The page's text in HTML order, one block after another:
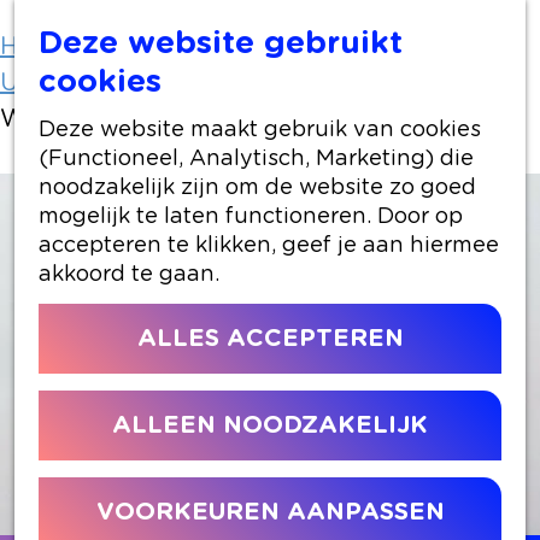
Deze website gebruikt
cookies
Deze website maakt gebruik van cookies
(Functioneel, Analytisch, Marketing) die
noodzakelijk zijn om de website zo goed
mogelijk te laten functioneren. Door op
accepteren te klikken, geef je aan hiermee
akkoord te gaan.
ALLES ACCEPTEREN
ALLEEN NOODZAKELIJK
VOORKEUREN AANPASSEN
Home
Uit-agenda
Uit-agenda overzicht
Workshop Sumi-e Bamboe